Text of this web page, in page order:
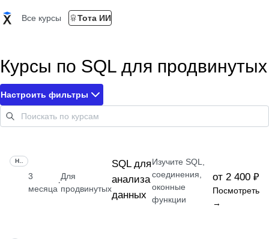
Все курсы Тота ИИ
Курсы по SQL для продвинутых
Настроить фильтры
3
месяца
·
Для
продвинутых
SQL для
анализа
данных
Изучите SQL,
соединения,
оконные
функции
от 2 400 ₽
Посмотреть
→